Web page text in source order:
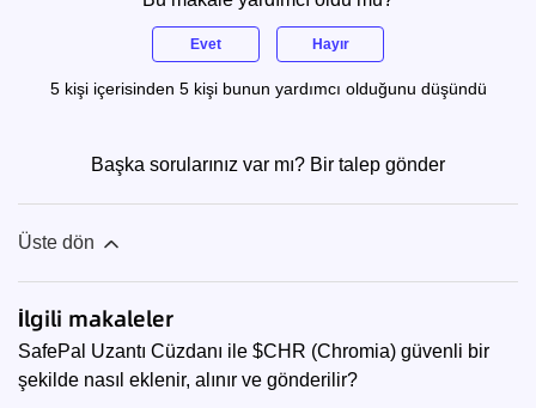
Evet Hayır
5 kişi içerisinden 5 kişi bunun yardımcı olduğunu düşündü
Başka sorularınız var mı? Bir talep gönder
Üste dön
İlgili makaleler
SafePal Uzantı Cüzdanı ile $CHR (Chromia) güvenli bir
şekilde nasıl eklenir, alınır ve gönderilir?